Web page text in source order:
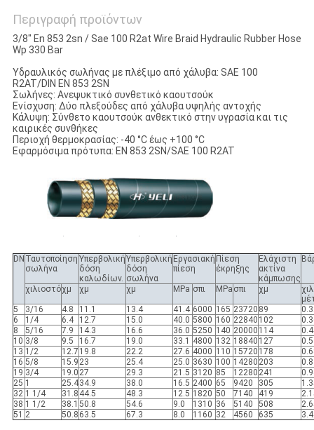
Περιγραφή προϊόντων
3/8" En 853 2sn / Sae 100 R2at Wire Braid Hydraulic Rubber Hose
Wp 330 Bar
Υδραυλικός σωλήνας με πλέξιμο από χάλυβα: SAE 100
R2AT/DIN EN 853 2SN
Σωλήνες: Ανεψυκτικό συνθετικό καουτσούκ
Ενίσχυση: Δύο πλεξούδες από χάλυβα υψηλής αντοχής
Κάλυψη: Σύνθετο καουτσούκ ανθεκτικό στην υγρασία και τις
καιρικές συνθήκες
Περιοχή θερμοκρασίας: -40 °C έως +100 °C
Εφαρμόσιμα πρότυπα: EN 853 2SN/SAE 100 R2AT
DN Ταυτοποίηση
σωλήνα
Υπερβολική
δόση
καλωδίων.
Υπερβολική
δόση
σωλήνα
Εργασιακή
πίεση
Πίεση
έκρηξης
Ελάχιστη
ακτίνα
κάμπωσης
χιλιοστόχμ χμ χμ MPa σπι MPa σπι χμ
5
3/16 4.8 11.1 13.4 41.4 6000 165 23720 89
6
1/4 6.4 12.7 15.0 40.0 5800 160 22840 102
8
5/16 7.9 14.3 16.6 36.0 5250 140 20000 114
10 3/8 9.5 16.7 19.0 33.1 4800 132 18840 127
13 1/2 12.7 19.8 22.2 27.6 4000 110 15720 178
16 5/8 15.9 23 25.4 25.0 3630 100 14280 203
0.8
19 3/4 19.0 27 29.3 21.5 3120 85 12280 241
25 1 25.434.9 38.0 16.5 2400 65 9420 305
32 1 1/4 31.8 44.5 48.3 12.5 1820 50 7140 419
38 1 1/2 38.1 50.8 54.6 9.0 1310 36 5140 508
51 2 50.8 63.5 67.3 8.0 1160 32 4560 635